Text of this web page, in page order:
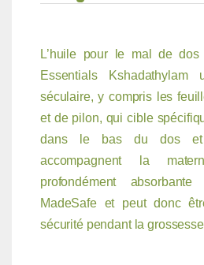
L’huile pour le mal de
Essentials Kshadathylam
séculaire, y compris les
et de pilon, qui cible
dans le bas du dos
accompagnent la
profondément
MadeSafe et peut donc
sécurité pendant la